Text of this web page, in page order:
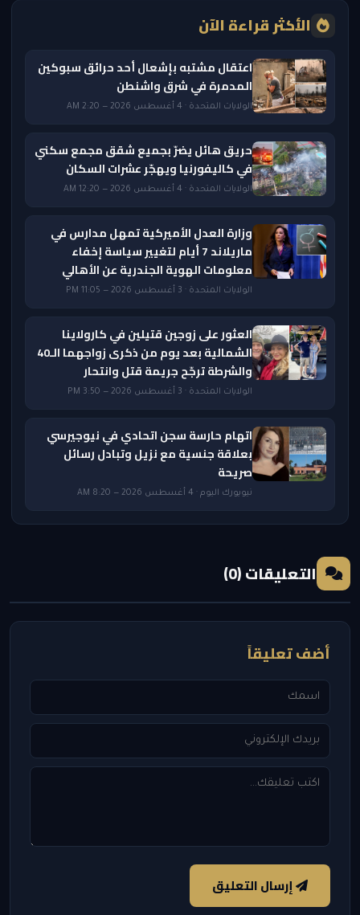
الأكثر قراءة الآن
اعتقال مشتبه بإشعال أحد حرائق سبوكين
المدمرة في شرق واشنطن
الولايات المتحدة · 4 أغسطس 2026 — 2:20 AM
حريق هائل يضرّ بجميع شقق مجمع سكني
في كاليفورنيا ويهجّر عشرات السكان
الولايات المتحدة · 4 أغسطس 2026 — 12:20 AM
وزارة العدل الأميركية تمهل مدارس في
ماريلاند 7 أيام لتغيير سياسة إخفاء
معلومات الهوية الجندرية عن الأهالي
الولايات المتحدة · 3 أغسطس 2026 — 11:05 PM
العثور على زوجين قتيلين في كارولاينا
الشمالية بعد يوم من ذكرى زواجهما الـ40
والشرطة ترجّح جريمة قتل وانتحار
الولايات المتحدة · 3 أغسطس 2026 — 3:50 PM
اتهام حارسة سجن اتحادي في نيوجيرسي
بعلاقة جنسية مع نزيل وتبادل رسائل
صريحة
نيويورك اليوم · 4 أغسطس 2026 — 8:20 AM
التعليقات (0)
أضف تعليقاً
إرسال التعليق